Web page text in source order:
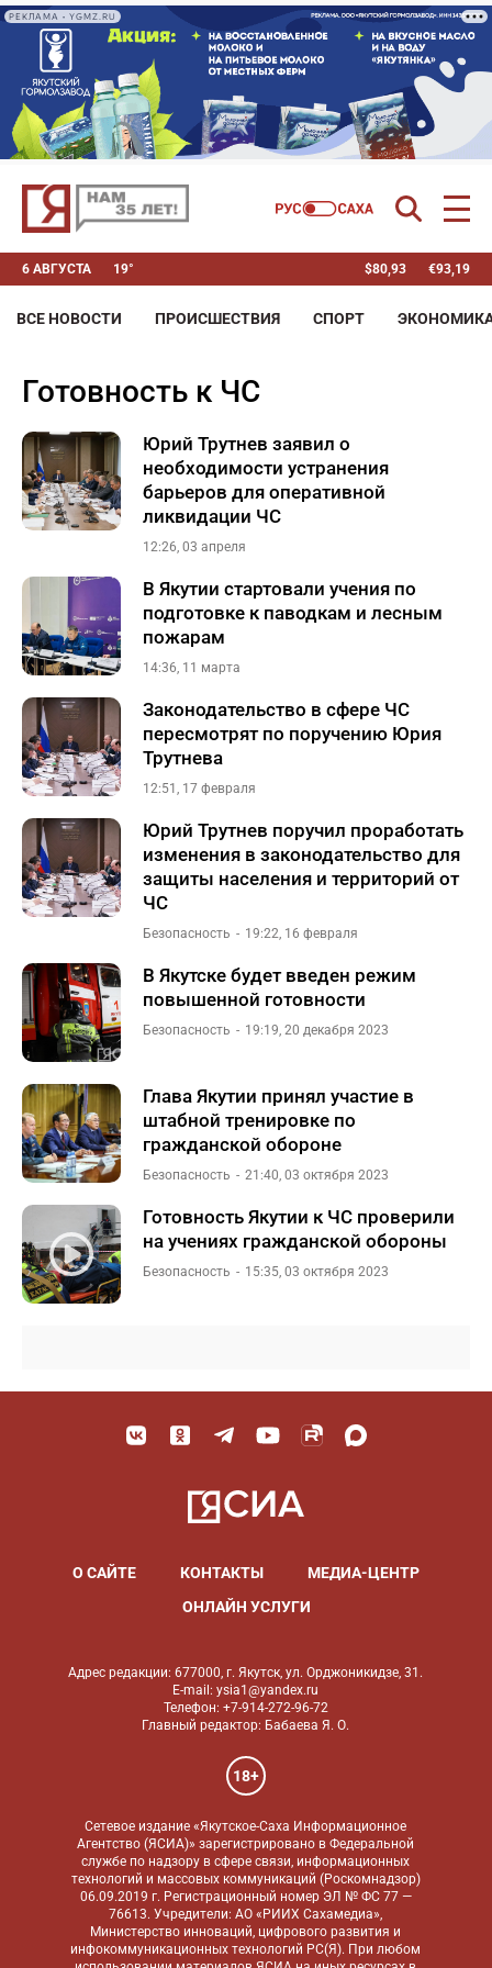
РЕКЛАМА • YGMZ.RU
6 АВГУСТА 19° $80,93 €93,19
ВСЕ НОВОСТИ ПРОИСШЕСТВИЯ СПОРТ
готовность к ЧС
Юрий Трутнев заявил о
необходимости устранения
барьеров для оперативной
ликвидации ЧС
12:26, 03 апреля
В Якутии стартовали учения по
подготовке к паводкам и лесным
пожарам
14:36, 11 марта
Законодательство в сфере ЧС
пересмотрят по поручению Юрия
Трутнева
12:51, 17 февраля
Юрий Трутнев поручил проработать
изменения в законодательство для
защиты населения и территорий от
ЧС
Безопасность 19:22, 16 февраля
В Якутске будет введен режим
повышенной готовности
Безопасность 19:19, 20 декабря 2023
Глава Якутии принял участие в
штабной тренировке по
гражданской обороне
Безопасность 21:40, 03 октября 2023
Готовность Якутии к ЧС проверили
на учениях гражданской обороны
Безопасность 15:35, 03 октября 2023
О САЙТЕ КОНТАКТЫ
МЕДИА-ЦЕНТР
ОНЛАЙН УСЛУГИ
Адрес редакции: 677000, г. Якутск, ул. Орджоникидзе, 31.
E-mail: ysia1@yandex.ru
Телефон: +7-914-272-96-72
Главный редактор: Бабаева Я. О.
18+
Сетевое издание «Якутское-Саха Информационное
Агентство (ЯСИА)» зарегистрировано в Федеральной
службе по надзору в сфере связи, информационных
технологий и массовых коммуникаций (Роскомнадзор)
06.09.2019 г. Регистрационный номер ЭЛ № ФС 77 —
76613. Учредители: АО «РИИХ Сахамедиа»,
Министерство инноваций, цифрового развития и
инфокоммуникационных технологий РС(Я). При любом